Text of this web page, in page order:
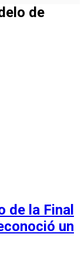
de
de la Final
un